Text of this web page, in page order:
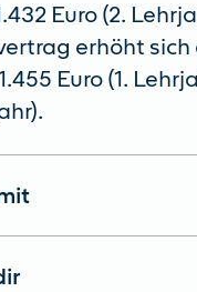
Euro (2.
erhöht
Euro (1.